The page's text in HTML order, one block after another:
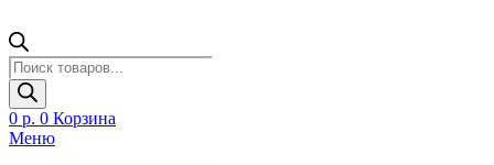
Поиск
товаров
0 р. 0 Корзина
Меню